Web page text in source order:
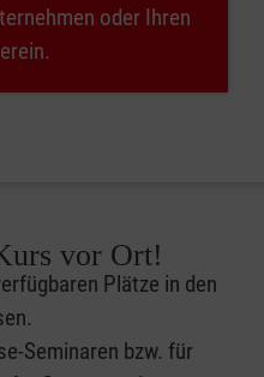
oder Ihren
vor Ort!
Plätze in den
Seminaren bzw. für